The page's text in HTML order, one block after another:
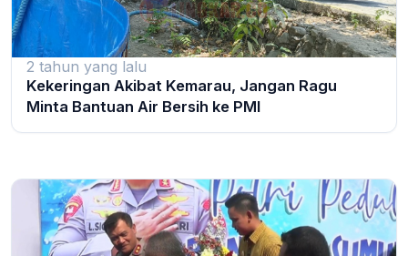
2 tahun yang lalu
Kekeringan Akibat Kemarau, Jangan Ragu
Minta Bantuan Air Bersih ke PMI